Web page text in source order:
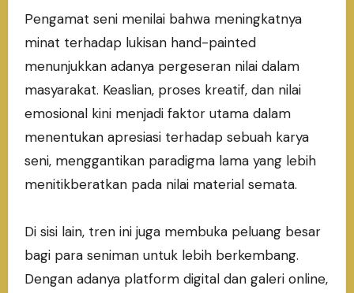
Pengamat seni menilai bahwa meningkatnya
minat terhadap lukisan hand-painted
menunjukkan adanya pergeseran nilai dalam
masyarakat. Keaslian, proses kreatif, dan nilai
emosional kini menjadi faktor utama dalam
menentukan apresiasi terhadap sebuah karya
seni, menggantikan paradigma lama yang lebih
menitikberatkan pada nilai material semata.
Di sisi lain, tren ini juga membuka peluang besar
bagi para seniman untuk lebih berkembang.
Dengan adanya platform digital dan galeri online,